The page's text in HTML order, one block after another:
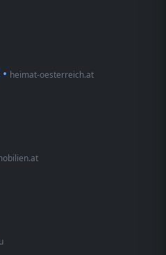
• heimat-oesterreich.at